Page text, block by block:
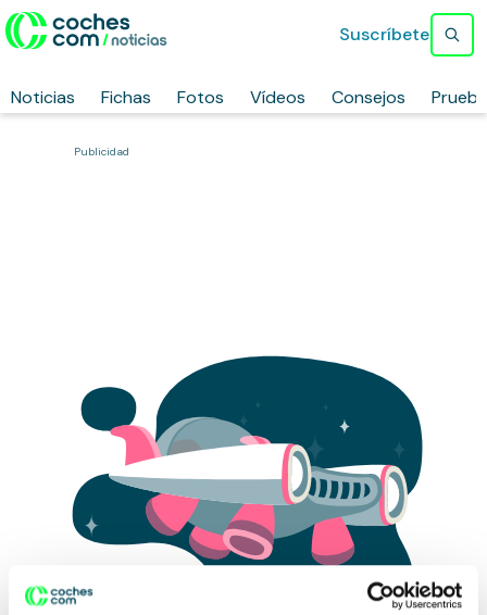
Noticias Fichas Fotos Vídeos Consejos
Suscríbete
Publicidad